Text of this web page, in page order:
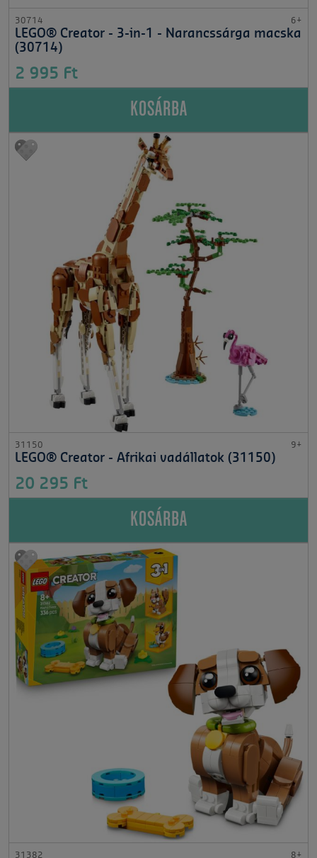
30714 6+
LEGO® Creator - 3-in-1 - Narancssárga macska
(30714)
2 995 Ft
KOSÁRBA
31150 9+
LEGO® Creator - Afrikai vadállatok (31150)
20 295 Ft
KOSÁRBA
31382 8+